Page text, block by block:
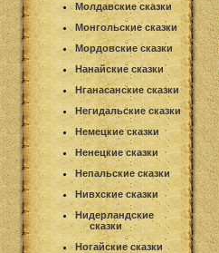
Молдавские сказки
Монгольские сказки
Мордовские сказки
Нанайские сказки
Нганасанские сказки
Негидальские сказки
Немецкие сказки
Ненецкие сказки
Непальские сказки
Нивхские сказки
Нидерландские
сказки
Ногайские сказки